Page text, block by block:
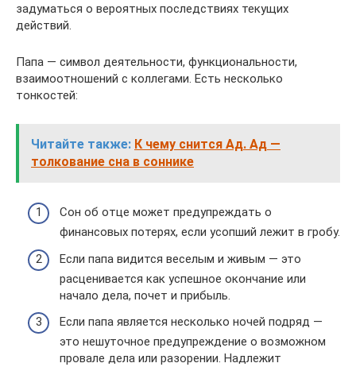
задуматься о вероятных последствиях текущих
действий.
Папа — символ деятельности, функциональности,
взаимоотношений с коллегами. Есть несколько
тонкостей:
Читайте также: К чему снится Ад. Ад —
толкование сна в соннике
Сон об отце может предупреждать о
финансовых потерях, если усопший лежит в гробу.
Если папа видится веселым и живым — это
расценивается как успешное окончание или
начало дела, почет и прибыль.
Если папа является несколько ночей подряд —
это нешуточное предупреждение о возможном
провале дела или разорении. Надлежит